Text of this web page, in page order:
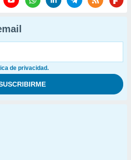
de privacidad.